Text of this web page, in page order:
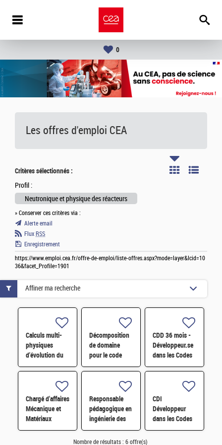
0
Les offres d'emploi CEA
Critères sélectionnés :
Profil :
Neutronique et physique des réacteurs
» Conserver ces critères via :
Alerte email
Flux RSS
Enregistrement
https://www.emploi.cea.fr/offre-de-emploi/liste-offres.aspx?mode=layer&lcid=10
36&facet_Profile=1901
Calculs multi-
physiques
d'évolution du
combustible à
réacteur par
simulation
Monte-Carlo
Décomposition
de domaine
pour le code
Monte-Carlo de
TRIPOLI-5 H/F
CDD 36 mois -
Développeur.se
dans les Codes
de Traitement
Nucléaires et
Monte-Carlo H/F
Chargé d'affaires
Mécanique et
Matériaux
Responsable
pédagogique en
ingénierie des
réacteurs F/H
CDI
Développeur
dans les Codes
de traitement
Affiner ma recherche
Nombre de résultats : 6 offre(s)